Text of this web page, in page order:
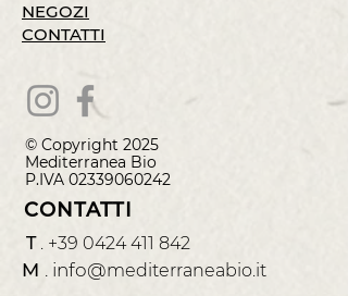
NEGOZI
CONTATTI
© Copyright 2025
Mediterranea Bio
P.IVA 02339060242
CONTATTI
T . +39 0424 411 842
M . info@mediterraneabio.it